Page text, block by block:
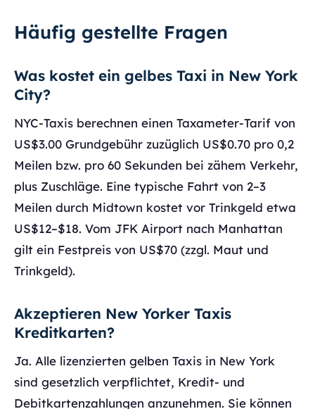
Häufig gestellte Fragen
Was kostet ein gelbes Taxi in New York
City?
NYC-Taxis berechnen einen Taxameter-Tarif von
US$3.00 Grundgebühr zuzüglich US$0.70 pro 0,2
Meilen bzw. pro 60 Sekunden bei zähem Verkehr,
plus Zuschläge. Eine typische Fahrt von 2–3
Meilen durch Midtown kostet vor Trinkgeld etwa
US$12–$18. Vom JFK Airport nach Manhattan
gilt ein Festpreis von US$70 (zzgl. Maut und
Trinkgeld).
Akzeptieren New Yorker Taxis
Kreditkarten?
Ja. Alle lizenzierten gelben Taxis in New York
sind gesetzlich verpflichtet, Kredit- und
Debitkartenzahlungen anzunehmen. Sie können